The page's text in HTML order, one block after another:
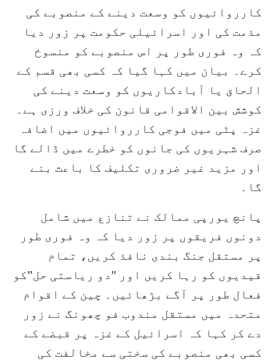
کارروائیوں کو وسعت دینے کے منصوبے کی
مذمت کی اور اسرائیلی حکومت پر زور دیا
کہ وہ فوری طور پر اس منصوبے کو منسوخ
کرے۔ بیان میں کہا گیا کہ کسی بھی قسم کے
الحاق یا آبادکاریوں کو وسعت دینے کی
کوشش بین الاقوامی قانون کی خلاف ورزی ہے۔
غزہ پٹی میں فوجی کارروائیوں میں اضافہ
صرف شہریوں کی جانوں کو خطرے میں ڈالے گا
اور مزید غیر ضروری تکلیف کا باعث بنے
گا۔
پانچ یورپی ممالک نے تنازع میں شامل
دونوں فریقوں پر زور دیا کہ وہ فوری طور
پر مستقل جنگ بندی نافذ کریں، تمام
قیدیوں کو رہا کریں اور "دو ریاستی حل”کو
فعال طور پر آگے بڑھائیں۔ چین کے اقوام
متحدہ میں مستقل مندوب فو چھونگ نے زور
دے کر کہا کہ اسرائیل کے غزہ پر قبضے کے
کسی بھی منصوبے کی سختی سے مخالفت کی